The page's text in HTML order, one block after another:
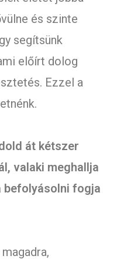
és szinte
segítsünk
előírt dolog
Ezzel a
át kétszer
valaki meghallja
befolyásolni fogja